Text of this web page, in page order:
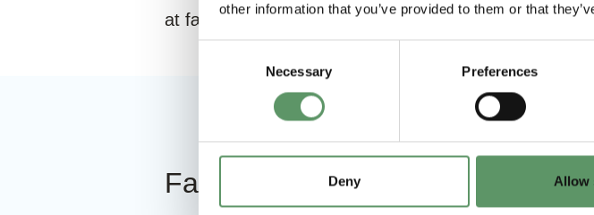
other information that you’ve provided to them or that
Necessary Preferences
Deny Allow
at færdes på vandmættede jorde. Maskinen udvikles i
Fakta om projektet